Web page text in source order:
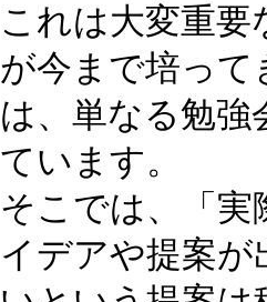
これは大変重
が今まで培っ
は、単なる勉
ています。
そこでは、「
イデアや提案